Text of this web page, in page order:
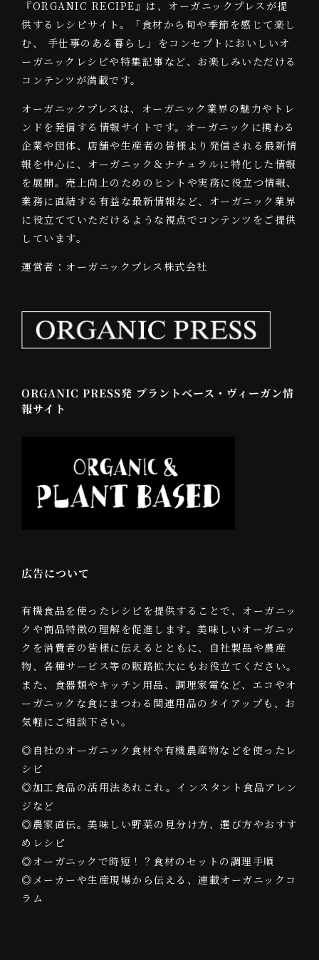
『ORGANIC RECIPE』は、オーガニックプレスが提
供するレシピサイト。「食材から旬や季節を感じて楽し
む、 手仕事のある暮らし」をコンセプトにおいしいオ
ーガニックレシピや特集記事など、お楽しみいただける
コンテンツが満載です。
オーガニックプレスは、オーガニック業界の魅力やトレ
ンドを発信する情報サイトです。オーガニックに携わる
企業や団体、店舗や生産者の皆様より発信される最新情
報を中心に、オーガニック＆ナチュラルに特化した情報
を展開。売上向上のためのヒントや実務に役立つ情報、
業務に直結する有益な最新情報など、オーガニック業界
に役立てていただけるような視点でコンテンツをご提供
しています。
運営者：オーガニックプレス株式会社
ORGANIC PRESS発 プラントベース・ヴィーガン情
報サイト
広告について
有機食品を使ったレシピを提供することで、オーガニッ
クや商品特徴の理解を促進します。美味しいオーガニッ
クを消費者の皆様に伝えるとともに、自社製品や農産
物、各種サービス等の販路拡大にもお役立てください。
また、食器類やキッチン用品、調理家電など、エコやオ
ーガニックな食にまつわる関連用品のタイアップも、お
気軽にご相談下さい。
◎自社のオーガニック食材や有機農産物などを使ったレ
シピ
◎加工食品の活用法あれこれ。インスタント食品アレン
ジなど
◎農家直伝。美味しい野菜の見分け方、選び方やおすす
めレシピ
◎オーガニックで時短！？食材のセットの調理手順
◎メーカーや生産現場から伝える、連載オーガニックコ
ラム